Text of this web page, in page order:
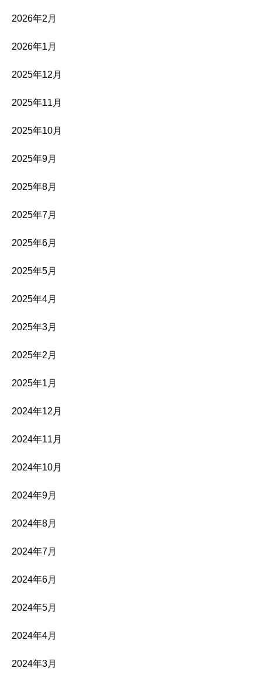
2026年2月
2026年1月
2025年12月
2025年11月
2025年10月
2025年9月
2025年8月
2025年7月
2025年6月
2025年5月
2025年4月
2025年3月
2025年2月
2025年1月
2024年12月
2024年11月
2024年10月
2024年9月
2024年8月
2024年7月
2024年6月
2024年5月
2024年4月
2024年3月